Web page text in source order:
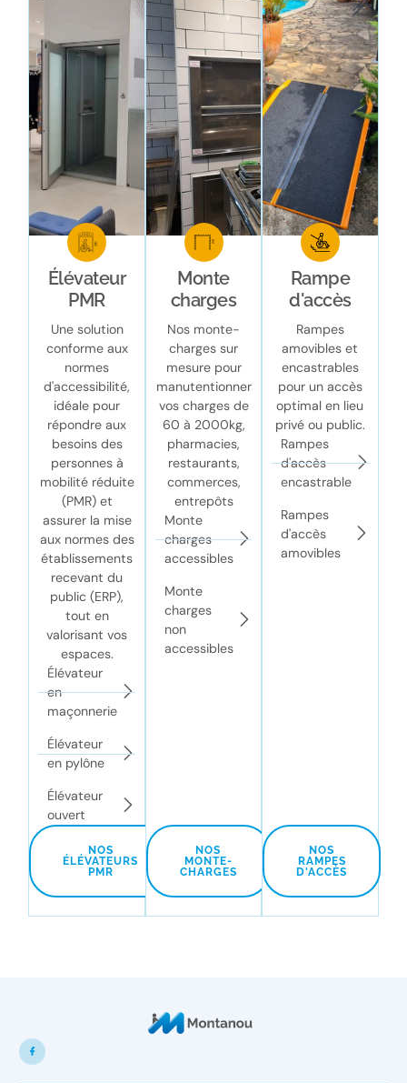
Élévateur
PMR
Une solution
conforme aux
normes
d'accessibilité,
idéale pour
répondre aux
besoins des
personnes à
mobilité réduite
(PMR) et
assurer la mise
aux normes des
établissements
recevant du
public (ERP),
tout en
valorisant vos
espaces.
Élévateur
en
maçonnerie
Élévateur
en pylône
Élévateur
ouvert
NOS
ÉLÉVATEURS
PMR
Monte
charges
Nos monte-
charges sur
mesure pour
manutentionner
vos charges de
60 à 2000kg,
pharmacies,
restaurants,
commerces,
entrepôts
Monte
charges
accessibles
Monte
charges
non
accessibles
NOS
MONTE-
CHARGES
Rampe
d'accès
Rampes
amovibles et
encastrables
pour un accès
optimal en lieu
privé ou public.
Rampes
d'accès
encastrable
Rampes
d'accès
amovibles
NOS
RAMPES
D'ACCÈS